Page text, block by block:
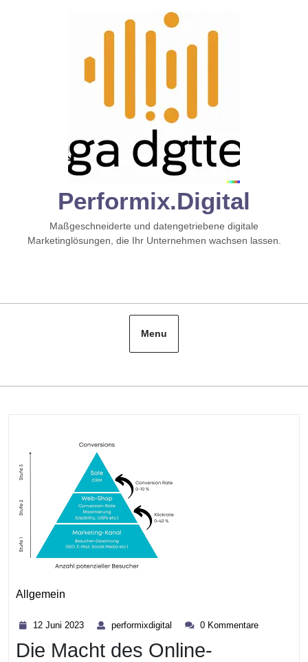
Performix.digital
Maßgeschneiderte und datengetriebene digitale
Marketinglösungen, die Ihr Unternehmen wachsen lassen.
Menu
Allgemein
12 Juni 2023
2023
performixdigital performixdigital
0 Kommentare
Die Macht des Online-